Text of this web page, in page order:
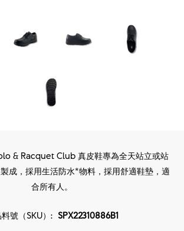
& Racquet Club 真皮鞋專為全天站立或站
成，採用生活防水*物料，採用舒適鞋墊，適
合所有人。
號（SKU）: SPX22310886B1